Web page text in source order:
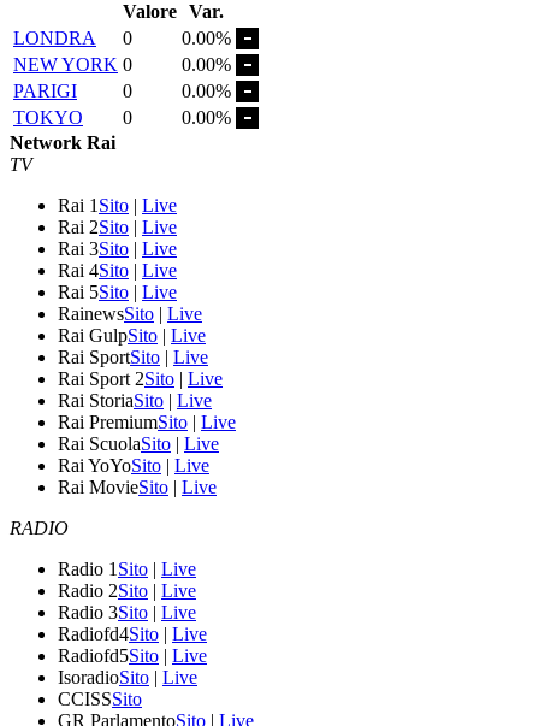
Valore Var.
LONDRA
0
0.00%
NEW YORK 0
0.00%
PARIGI
0
0.00%
TOKYO
0
0.00%
Network Rai
TV
Rai 1 Sito | Live
Rai 2Sito | Live
Rai 3Sito | Live
Rai 4Sito | Live
Rai 5Sito | Live
RainewsSito | Live
Rai GulpSito | Live
Rai SportSito | Live
Rai Sport 2Sito | Live
Rai StoriaSito | Live
Rai PremiumSito | Live
Rai ScuolaSito | Live
Rai YoYoSito | Live
Rai MovieSito | Live
RADIO
Radio 1 Sito | Live
Radio 2Sito | Live
Radio 3Sito | Live
Radiofd4Sito | Live
Radiofd5Sito | Live
IsoradioSito | Live
CCISSSito
GR ParlamentoSito | Live